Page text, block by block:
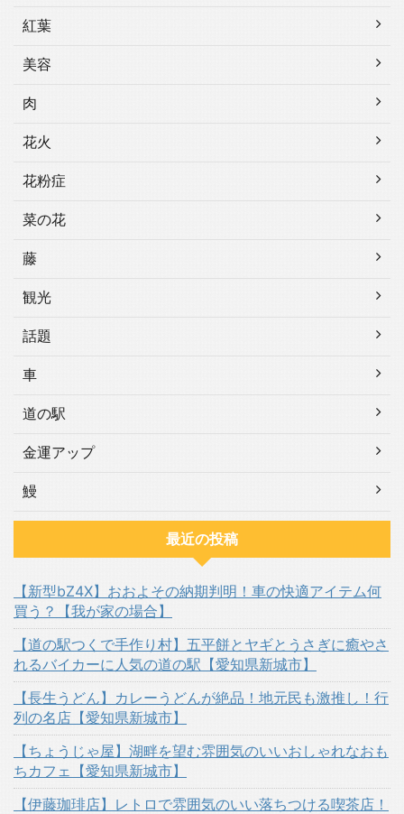
紅葉
美容
肉
花火
花粉症
菜の花
藤
観光
話題
車
道の駅
金運アップ
鰻
最近の投稿
【新型bZ4X】おおよその納期判明！車の快適アイテム何
買う？【我が家の場合】
【道の駅つくで手作り村】五平餅とヤギとうさぎに癒やさ
れるバイカーに人気の道の駅【愛知県新城市】
【長生うどん】カレーうどんが絶品！地元民も激推し！行
列の名店【愛知県新城市】
【ちょうじゃ屋】湖畔を望む雰囲気のいいおしゃれなおも
ちカフェ【愛知県新城市】
【伊藤珈琲店】レトロで雰囲気のいい落ちつける喫茶店！